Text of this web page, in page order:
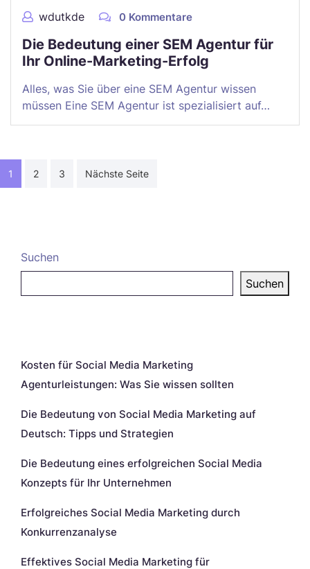
wdutkde 0 Kommentare
Die Bedeutung einer SEM Agentur für
Ihr Online-Marketing-Erfolg
Alles, was Sie über eine SEM Agentur wissen
müssen Eine SEM Agentur ist spezialisiert auf…
Seitennummerierung
1 2 3 Nächste Seite
Suchen
Suchen
Kosten für Social Media Marketing
Agenturleistungen: Was Sie wissen sollten
Die Bedeutung von Social Media Marketing auf
Deutsch: Tipps und Strategien
Die Bedeutung eines erfolgreichen Social Media
Konzepts für Ihr Unternehmen
Erfolgreiches Social Media Marketing durch
Konkurrenzanalyse
Effektives Social Media Marketing für